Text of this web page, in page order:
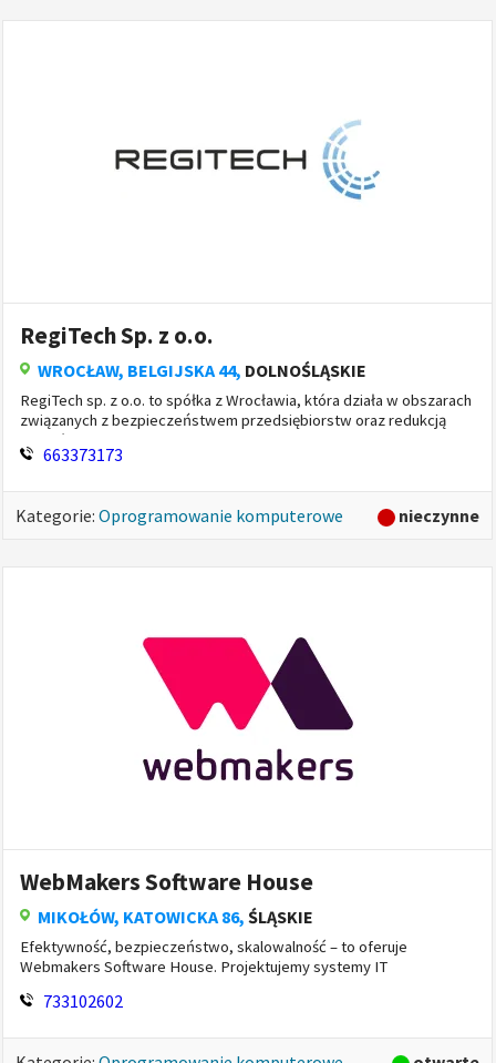
RegiTech Sp. z o.o.
WROCŁAW, BELGIJSKA 44, DOLNOŚLĄSKIE
RegiTech sp. z o.o. to spółka z Wrocławia, która działa w obszarach
związanych z bezpieczeństwem przedsiębiorstw oraz redukcją
kosztów ich funkcjonowania. Od 2005 roku dostarcza r...
663373173
Kategorie:Oprogramowanie komputerowe nieczynne
WebMakers Software House
MIKOŁÓW, KATOWICKA 86,ŚLĄSKIE
Efektywność, bezpieczeństwo, skalowalność – to oferuje
Webmakers Software House. Projektujemy systemy IT
zoptymalizujesz proces...
733102602